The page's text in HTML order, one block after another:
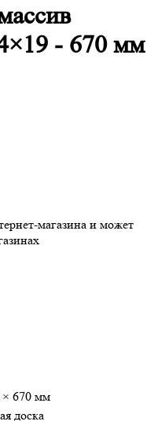
- 670 мм
магазина и может
× 670 мм
доска